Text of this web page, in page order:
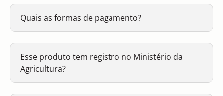
Quais as formas de pagamento?
Esse produto tem registro no Ministério da
Agricultura?